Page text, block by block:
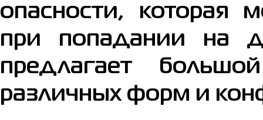
опасности, которая
при попадании на
предлагает
различных форм и